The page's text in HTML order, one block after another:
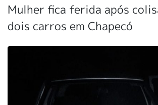
Mulher fica ferida após
dois carros em Chapecó